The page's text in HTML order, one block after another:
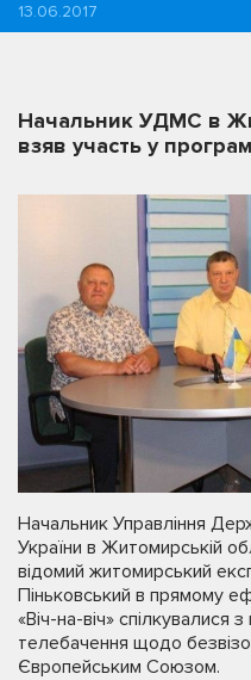
13.06.2017
Начальник УДМС в
взяв участь у
Начальник Управління
України в Житомирській
відомий житомирський
Піньковський в прямому
«Віч-на-віч» спілкувалися
телебачення щодо
Європейським Союзом.